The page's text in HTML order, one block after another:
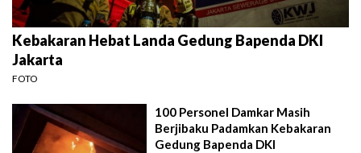
Kebakaran Hebat Landa Gedung Bapenda DKI
Jakarta
FOTO
100 Personel Damkar Masih
Berjibaku Padamkan Kebakaran
Gedung Bapenda DKI